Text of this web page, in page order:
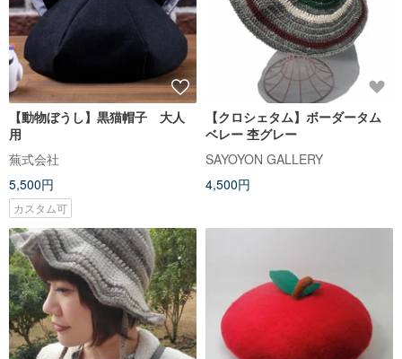
【動物ぼうし】黒猫帽子 大人
用
蕪式会社
5,500円
カスタム可
【クロシェタム】ボーダータム
ベレー 杢グレー
SAYOYON GALLERY
4,500円